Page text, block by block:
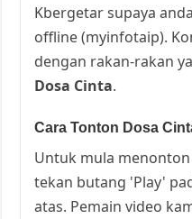
Kbergetar supaya
offline (myinfotaip).
dengan rakan-rakan
Dosa Cinta.
Cara Tonton Dosa
Untuk mula
tekan butang 'Play'
atas. Pemain video